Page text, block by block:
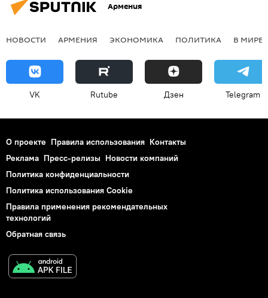
Армения
НОВОСТИ АРМЕНИЯ ЭКОНОМИКА ПОЛИТИКА В МИРЕ
VK Rutube Дзен Telegram
О проекте Правила использования Контакты
Реклама Пресс-релизы Новости компаний
Политика конфиденциальности
Политика использования Cookie
Правила применения рекомендательных
технологий
Обратная связь